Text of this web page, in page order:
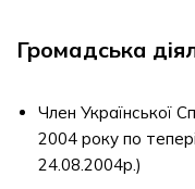
Громадська
Член Української
2004 року по
24.08.2004р.)